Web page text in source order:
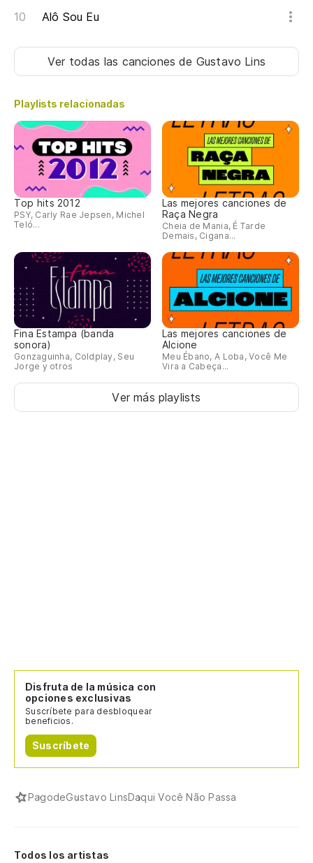
Alô Sou Eu
Ver todas las cancionesde Gustavo Lins
Playlists relacionadas
Top hits 2012
PSY, Carly Rae Jepsen, Michel
Teló...
Las mejores canciones de
Raça Negra
Cheia de Mania, É Tarde
Demais, Cigana...
Fina Estampa (banda
sonora)
Gonzaguinha, Coldplay, Seu
Jorge y otros
Las mejores canciones de
Alcione
Meu Ébano, A Loba, Você Me
Vira a Cabeça...
Ver más playlists
Disfruta de la música con
opciones exclusivas
Suscríbete para desbloquear
beneficios.
Suscríbete
PagodeGustavo LinsDaqui Você Não Passa
Todos los artistas